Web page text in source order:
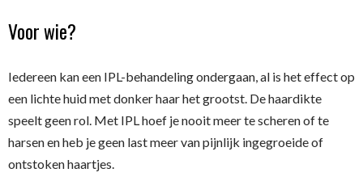
Voor wie?
Iedereen kan een IPL-behandeling ondergaan, al is het effect op
een lichte huid met donker haar het grootst. De haardikte
speelt geen rol. Met IPL hoef je nooit meer te scheren of te
harsen en heb je geen last meer van pijnlijk ingegroeide of
ontstoken haartjes.